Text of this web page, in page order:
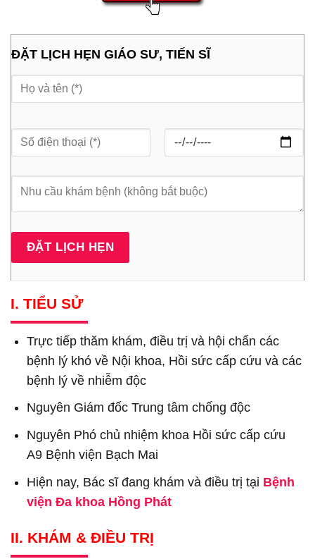
ĐẶT LỊCH HẸN GIÁO SƯ, TIẾN SĨ
I. TIỂU SỬ
Trực tiếp thăm khám, điều trị và hội chẩn các
bệnh lý khó về Nội khoa, Hồi sức cấp cứu và các
bệnh lý về nhiễm độc
Nguyên Giám đốc Trung tâm chống độc
Nguyên Phó chủ nhiệm khoa Hồi sức cấp cứu
A9 Bệnh viện Bạch Mai
Hiện nay, Bác sĩ đang khám và điều trị tại Bệnh
viện Đa khoa Hồng Phát
II. KHÁM & ĐIỀU TRỊ